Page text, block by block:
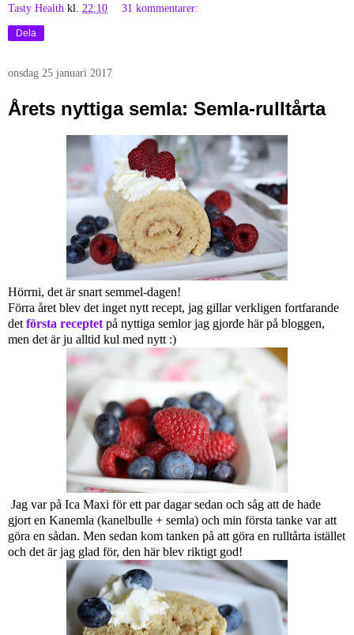
Tasty Health kl. 22:10 31 kommentarer:
Dela
onsdag 25 januari 2017
Årets nyttiga semla: Semla-rulltårta
Hörrni, det är snart semmel-dagen!
Förra året blev det inget nytt recept, jag gillar verkligen fortfarande
det första receptet på nyttiga semlor jag gjorde här på bloggen,
men det är ju alltid kul med nytt :)
Jag var på Ica Maxi för ett par dagar sedan och såg att de hade
gjort en Kanemla (kanelbulle + semla) och min första tanke var att
göra en sådan. Men sedan kom tanken på att göra en rulltårta istället
och det är jag glad för, den här blev riktigt god!